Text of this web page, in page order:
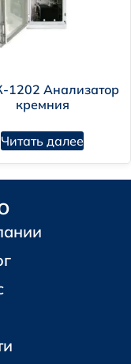
Анализатор
кремния
Читать далее